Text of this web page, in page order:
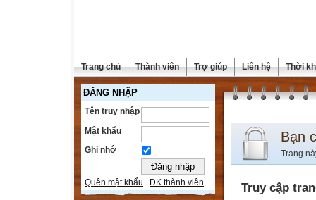
Trang chủ Thành viên Trợ giúp Liên hệ Thời
ĐĂNG NHẬP
Tên truy nhập
Mật khẩu
Ghi nhớ
Quên mật khẩu ĐK thành viên
Bạn
Trang
Truy cập